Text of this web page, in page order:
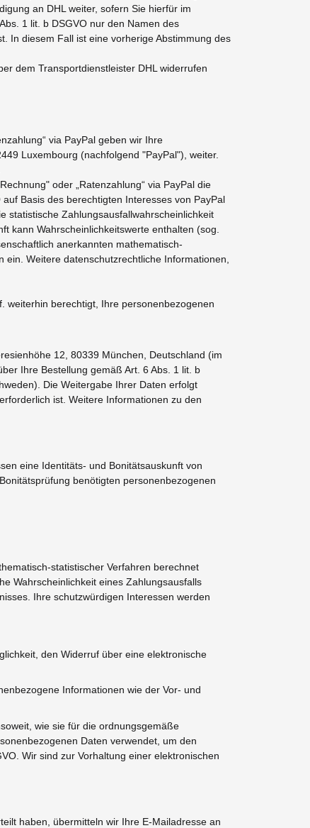
an DHL weiter, sofern Sie hierfür im
1 lit. b DSGVO nur den Namen des
In diesem Fall ist eine vorherige Abstimmung des
dem Transportdienstleister DHL widerrufen
via PayPal geben wir Ihre
Luxembourg (nachfolgend "PayPal"), weiter.
oder „Ratenzahlung“ via PayPal die
Basis des berechtigten Interesses von PayPal
statistische Zahlungsausfallwahrscheinlichkeit
kann Wahrscheinlichkeitswerte enthalten (sog.
anerkannten mathematisch-
Weitere datenschutzrechtliche Informationen,
weiterhin berechtigt, Ihre personenbezogenen
12, 80339 München, Deutschland (im
Ihre Bestellung gemäß Art. 6 Abs. 1 lit. b
Die Weitergabe Ihrer Daten erfolgt
ist. Weitere Informationen zu den
eine Identitäts- und Bonitätsauskunft von
benötigten personenbezogenen
statistischer Verfahren berechnet
Wahrscheinlichkeit eines Zahlungsausfalls
Ihre schutzwürdigen Interessen werden
den Widerruf über eine elektronische
Informationen wie der Vor- und
wie sie für die ordnungsgemäße
Daten verwendet, um den
Wir sind zur Vorhaltung einer elektronischen
haben, übermitteln wir Ihre E-Mailadresse an